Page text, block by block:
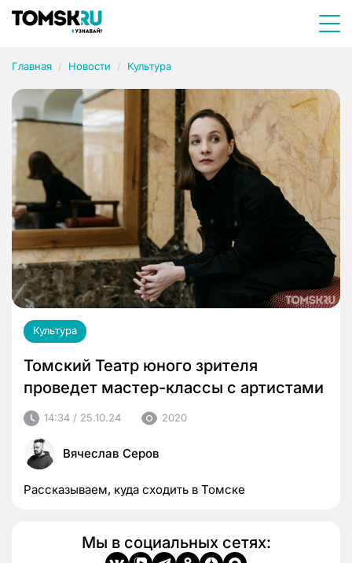
Главная Новости Культура
Культура
Томский Театр юного зрителя
проведет мастер-классы с артистами
14:34 / 25.10.24 2020
Вячеслав Серов
Рассказываем, куда сходить в Томске
Мы в социальных сетях: